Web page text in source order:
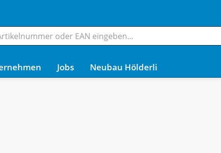
Jobs Neubau Hölderli